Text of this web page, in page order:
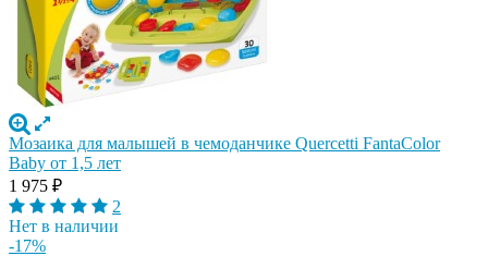
Мозаика для малышей в чемоданчике Quercetti FantaColor
Baby от 1,5 лет
1 975 ₽
2
Нет в наличии
-17%